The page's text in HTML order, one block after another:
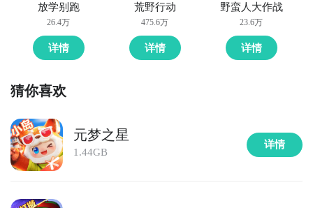
放学别跑
26.4万
详情
荒野行动
475.6万
详情
野蛮人大作战
23.6万
详情
猜你喜欢
元梦之星
1.44GB
详情